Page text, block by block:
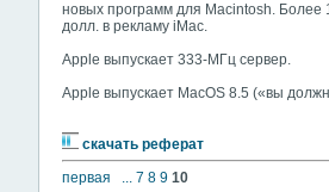
новых программ для Macintosh.
долл. в рекламу iMac.
Apple выпускает 333-МГц сервер.
Apple выпускает MacOS 8.5 («вы
скачать реферат
первая
... 7 8 9 10